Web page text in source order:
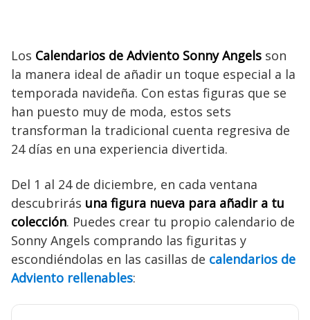
Los Calendarios de Adviento Sonny Angels son
la manera ideal de añadir un toque especial a la
temporada navideña. Con estas figuras que se
han puesto muy de moda, estos sets
transforman la tradicional cuenta regresiva de
24 días en una experiencia divertida.
Del 1 al 24 de diciembre, en cada ventana
descubrirás una figura nueva para añadir a tu
colección. Puedes crear tu propio calendario de
Sonny Angels comprando las figuritas y
escondiéndolas en las casillas de calendarios de
Adviento rellenables: